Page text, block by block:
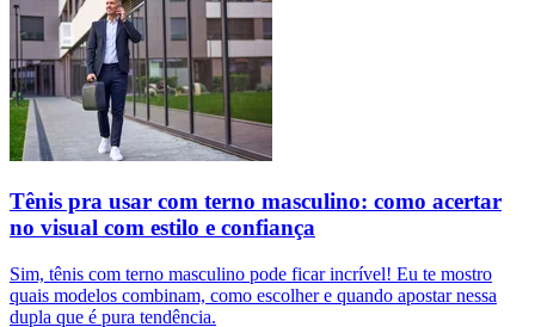
Tênis pra usar com terno masculino: como acertar
no visual com estilo e confiança
Sim, tênis com terno masculino pode ficar incrível! Eu te mostro
quais modelos combinam, como escolher e quando apostar nessa
dupla que é pura tendência.